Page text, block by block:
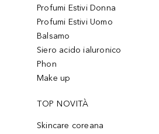
Profumi Estivi Donna
Profumi Estivi Uomo
Balsamo
Siero acido ialuronico
Phon
Make up
TOP NOVITÀ
Skincare coreana